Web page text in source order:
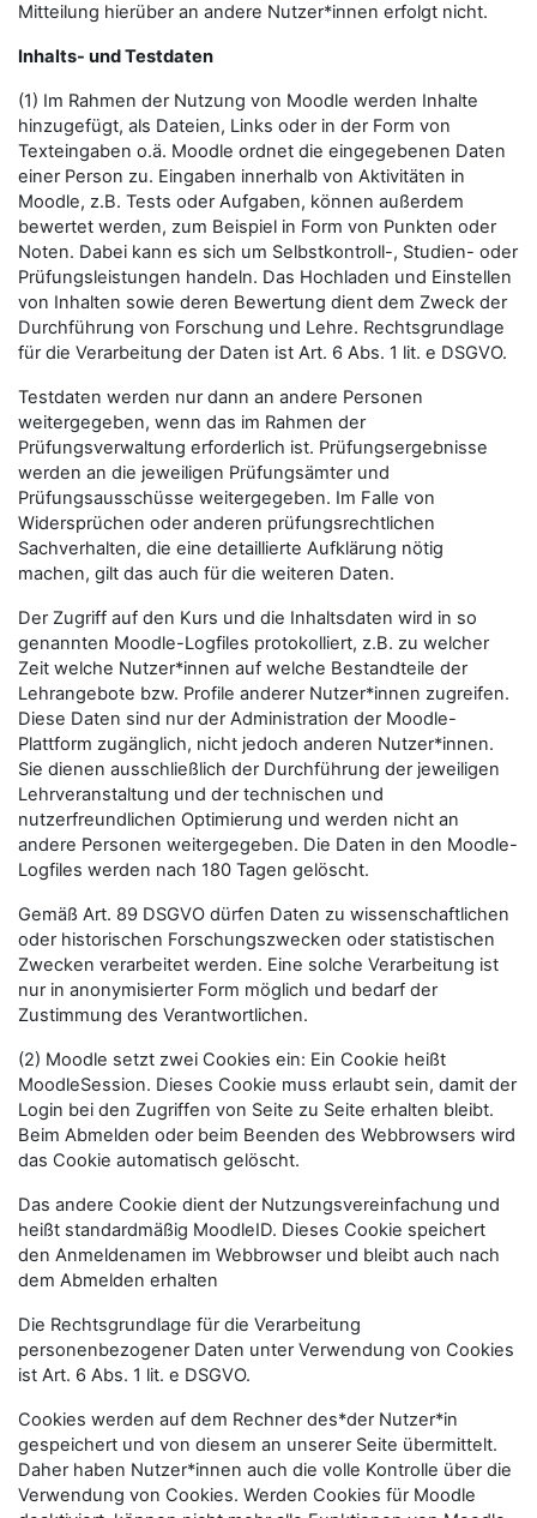
Mitteilung hierüber an andere Nutzer*innen erfolgt nicht.
Inhalts- und Testdaten
(1) Im Rahmen der Nutzung von Moodle werden Inhalte
hinzugefügt, als Dateien, Links oder in der Form von
Texteingaben o.ä. Moodle ordnet die eingegebenen Daten
einer Person zu. Eingaben innerhalb von Aktivitäten in
Moodle, z.B. Tests oder Aufgaben, können außerdem
bewertet werden, zum Beispiel in Form von Punkten oder
Noten. Dabei kann es sich um Selbstkontroll-, Studien- oder
Prüfungsleistungen handeln. Das Hochladen und Einstellen
von Inhalten sowie deren Bewertung dient dem Zweck der
Durchführung von Forschung und Lehre. Rechtsgrundlage
für die Verarbeitung der Daten ist Art. 6 Abs. 1 lit. e DSGVO.
Testdaten werden nur dann an andere Personen
weitergegeben, wenn das im Rahmen der
Prüfungsverwaltung erforderlich ist. Prüfungsergebnisse
werden an die jeweiligen Prüfungsämter und
Prüfungsausschüsse weitergegeben. Im Falle von
Widersprüchen oder anderen prüfungsrechtlichen
Sachverhalten, die eine detaillierte Aufklärung nötig
machen, gilt das auch für die weiteren Daten.
Der Zugriff auf den Kurs und die Inhaltsdaten wird in so
genannten Moodle-Logfiles protokolliert, z.B. zu welcher
Zeit welche Nutzer*innen auf welche Bestandteile der
Lehrangebote bzw. Profile anderer Nutzer*innen zugreifen.
Diese Daten sind nur der Administration der Moodle-
Plattform zugänglich, nicht jedoch anderen Nutzer*innen.
Sie dienen ausschließlich der Durchführung der jeweiligen
Lehrveranstaltung und der technischen und
nutzerfreundlichen Optimierung und werden nicht an
andere Personen weitergegeben. Die Daten in den Moodle-
Logfiles werden nach 180 Tagen gelöscht.
Gemäß Art. 89 DSGVO dürfen Daten zu wissenschaftlichen
oder historischen Forschungszwecken oder statistischen
Zwecken verarbeitet werden. Eine solche Verarbeitung ist
nur in anonymisierter Form möglich und bedarf der
Zustimmung des Verantwortlichen.
(2) Moodle setzt zwei Cookies ein: Ein Cookie heißt
MoodleSession. Dieses Cookie muss erlaubt sein, damit der
Login bei den Zugriffen von Seite zu Seite erhalten bleibt.
Beim Abmelden oder beim Beenden des Webbrowsers wird
das Cookie automatisch gelöscht.
Das andere Cookie dient der Nutzungsvereinfachung und
heißt standardmäßig MoodleID. Dieses Cookie speichert
den Anmeldenamen im Webbrowser und bleibt auch nach
dem Abmelden erhalten
Die Rechtsgrundlage für die Verarbeitung
personenbezogener Daten unter Verwendung von Cookies
ist Art. 6 Abs. 1 lit. e DSGVO.
Cookies werden auf dem Rechner des*der Nutzer*in
gespeichert und von diesem an unserer Seite übermittelt.
Daher haben Nutzer*innen auch die volle Kontrolle über die
Verwendung von Cookies. Werden Cookies für Moodle